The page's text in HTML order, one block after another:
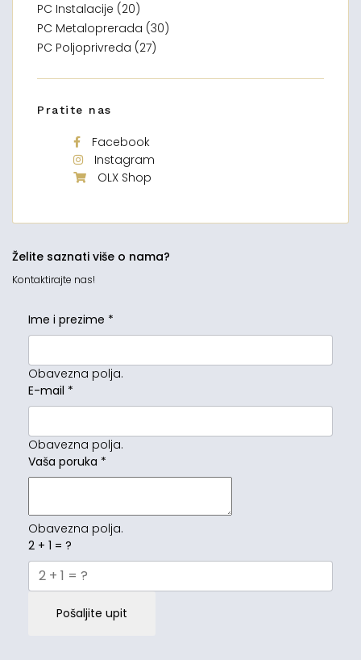
PC Instalacije (20)
PC Metaloprerada (30)
PC Poljoprivreda (27)
Pratite nas
Facebook
Instagram
OLX Shop
Želite saznati više o nama?
Kontaktirajte nas!
Ime i prezime *
Obavezna polja.
E-mail *
Obavezna polja.
Vaša poruka *
Obavezna polja.
2 + 1 = ?
Pošaljite upit